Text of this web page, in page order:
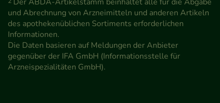
zu gestalten. Bitte beachten Sie, dass Daten hierfür
teilweise an Dritte wie z.B. Google oder soziale
Medien übertragen werden.
und Abrechnung von Arzneimitteln und anderen Artikeln
des apothekenüblichen Sortiments erforderlichen
Informationen.
Die Daten basieren auf Meldungen der Anbieter
gegenüber der IFA GmbH (Informationsstelle für
Arzneispezialitäten GmbH).